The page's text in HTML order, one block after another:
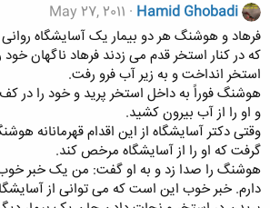
Hamid Ghobadi
May 27, 2011
فرهاد و هوشنگ هر دو بیمار یک آسایشگاه روانى
که در کنار استخر قدم مى زدند فرهاد ناگهان
استخر انداخت و به زیر آب فرو رفت.
هوشنگ فوراً به داخل استخر پرید و خود را در
و او را از آب بیرون کشید.
وقتى دکتر آسایشگاه از این اقدام قهرمانانه
گرفت که او را از آسایشگاه مرخص کند.
هوشنگ را صدا زد و به او گفت: من یک خبر
دارم. خبر خوب این است که مى توانى از